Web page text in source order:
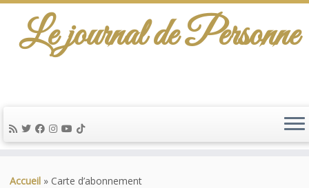
au
Le journal de Personne
Accueil » Carte d’abonnement